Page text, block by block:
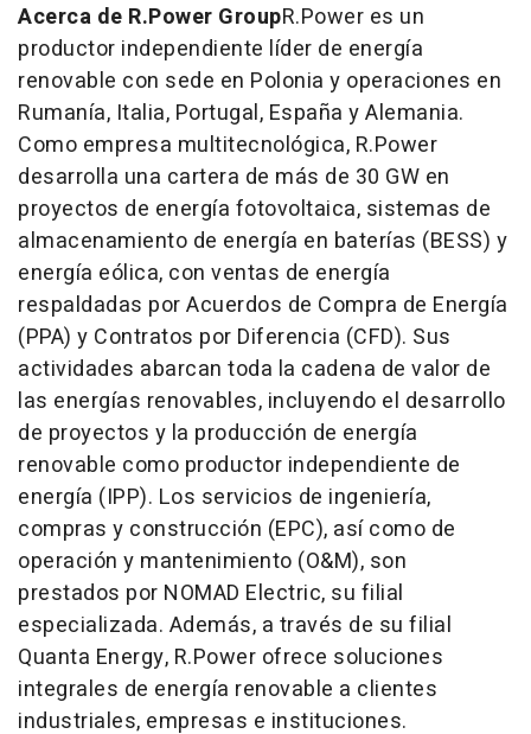
Acerca de R.Power GroupR.Power es un
productor independiente líder de energía
renovable con sede en Polonia y operaciones en
Rumanía, Italia, Portugal, España y Alemania.
Como empresa multitecnológica, R.Power
desarrolla una cartera de más de 30 GW en
proyectos de energía fotovoltaica, sistemas de
almacenamiento de energía en baterías (BESS) y
energía eólica, con ventas de energía
respaldadas por Acuerdos de Compra de Energía
(PPA) y Contratos por Diferencia (CFD). Sus
actividades abarcan toda la cadena de valor de
las energías renovables, incluyendo el desarrollo
de proyectos y la producción de energía
renovable como productor independiente de
energía (IPP). Los servicios de ingeniería,
compras y construcción (EPC), así como de
operación y mantenimiento (O&M), son
prestados por NOMAD Electric, su filial
especializada. Además, a través de su filial
Quanta Energy, R.Power ofrece soluciones
integrales de energía renovable a clientes
industriales, empresas e instituciones.